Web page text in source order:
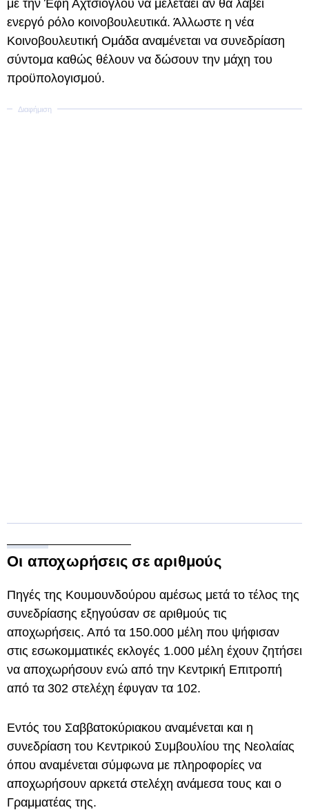
με την Έφη Αχτσιόγλου να μελετάει αν θα λάβει
ενεργό ρόλο κοινοβουλευτικά. Άλλωστε η νέα
Κοινοβουλευτική Ομάδα αναμένεται να συνεδρίαση
σύντομα καθώς θέλουν να δώσουν την μάχη του
προϋπολογισμού.
Οι αποχωρήσεις σε αριθμούς
Πηγές της Κουμουνδούρου αμέσως μετά το τέλος της
συνεδρίασης εξηγούσαν σε αριθμούς τις
αποχωρήσεις. Από τα 150.000 μέλη που ψήφισαν
στις εσωκομματικές εκλογές 1.000 μέλη έχουν ζητήσει
να αποχωρήσουν ενώ από την Κεντρική Επιτροπή
από τα 302 στελέχη έφυγαν τα 102.
Εντός του Σαββατοκύριακου αναμένεται και η
συνεδρίαση του Κεντρικού Συμβουλίου της Νεολαίας
όπου αναμένεται σύμφωνα με πληροφορίες να
αποχωρήσουν αρκετά στελέχη ανάμεσα τους και ο
Γραμματέας της.